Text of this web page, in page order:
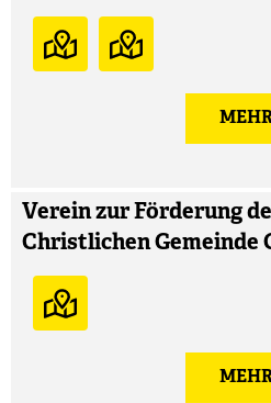
Verein zur Förderung
Christlichen Gemeinde